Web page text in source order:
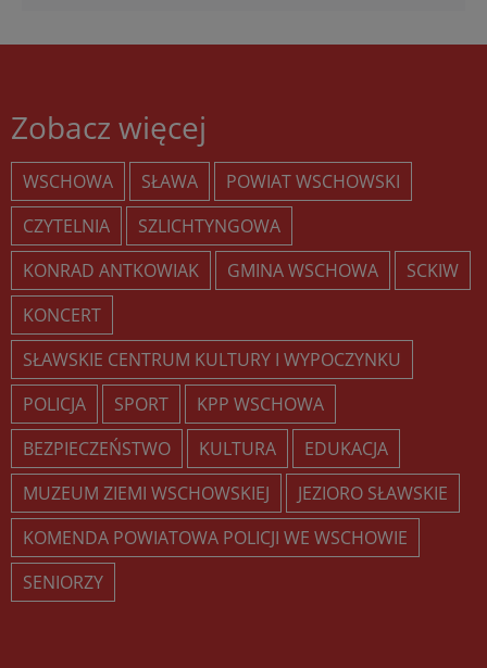
Zobacz więcej
WSCHOWA SŁAWA
POWIAT WSCHOWSKI
CZYTELNIA
SZLICHTYNGOWA
KONRAD ANTKOWIAK
GMINA WSCHOWA
SCKIW
KONCERT
SŁAWSKIE CENTRUM KULTURY I WYPOCZYNKU
POLICJA
SPORT
KPP WSCHOWA
BEZPIECZEŃSTWO
KULTURA
EDUKACJA
MUZEUM ZIEMI WSCHOWSKIEJ
JEZIORO SŁAWSKIE
KOMENDA POWIATOWA POLICJI WE WSCHOWIE
SENIORZY